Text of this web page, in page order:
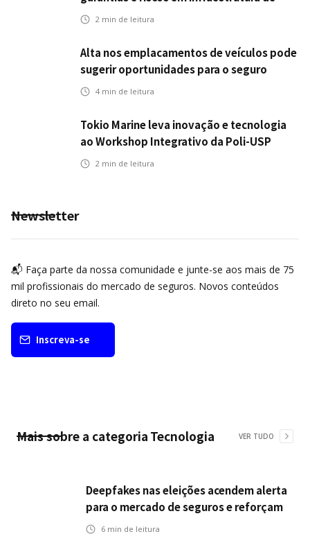
transportes
2 min de leitura
Alta nos emplacamentos de veículos pode
sugerir oportunidades para o seguro
automotivo
4 min de leitura
Tokio Marine leva inovação e tecnologia
ao Workshop Integrativo da Poli-USP
2 min de leitura
Newsletter
📬 Faça parte da nossa comunidade e junte-se aos mais de 75
mil profissionais do mercado de seguros. Novos conteúdos
direto no seu email.
Inscreva-se
Mais sobre a categoria Tecnologia VER TUDO
Deepfakes nas eleições acendem alerta
para o mercado de seguros e reforçam
desafios da inteligência artificial
6 min de leitura